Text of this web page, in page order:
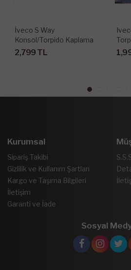
İveco S Way
Konsol/Torpido Kaplama
2020-
2,799 TL
Kurumsal
Sipariş Takibi
Gizlilik ve Kullanım Şartları
Kargo ve Taşıma Bilgileri
İletişim
Garanti ve İade
Sosyal